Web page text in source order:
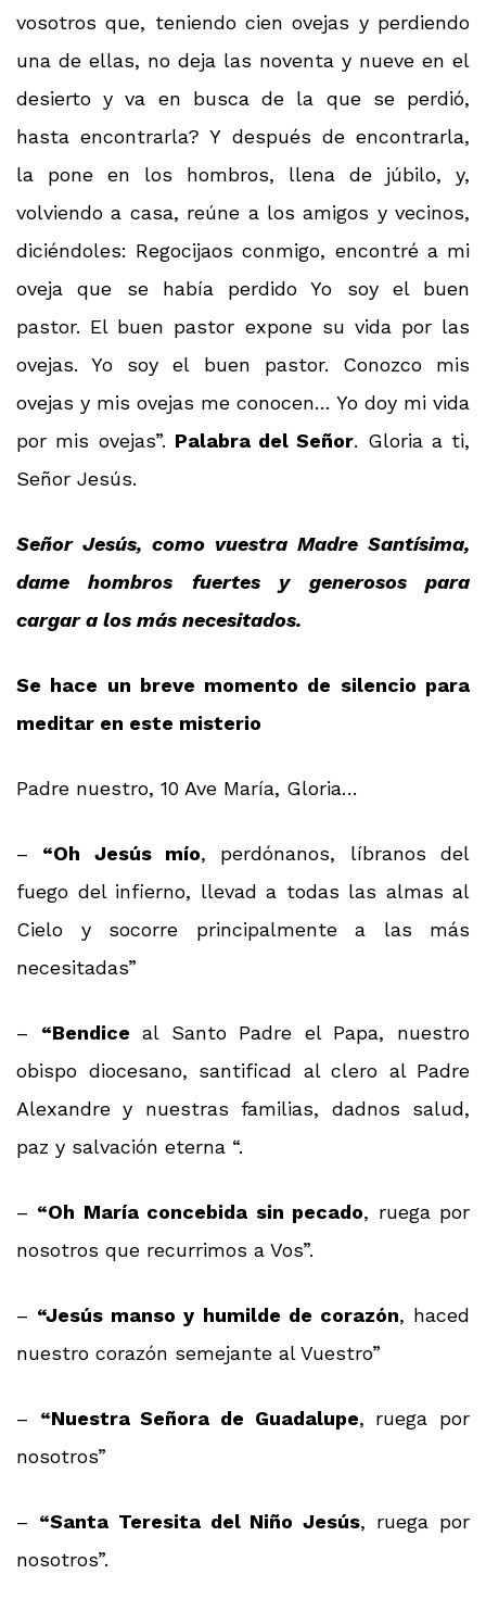
vosotros que, teniendo cien ovejas y perdiendo
una de ellas, no deja las noventa y nueve en el
desierto y va en busca de la que se perdió,
hasta encontrarla? Y después de encontrarla,
la pone en los hombros, llena de júbilo, y,
volviendo a casa, reúne a los amigos y vecinos,
diciéndoles: Regocijaos conmigo, encontré a mi
oveja que se había perdido Yo soy el buen
pastor. El buen pastor expone su vida por las
ovejas. Yo soy el buen pastor. Conozco mis
ovejas y mis ovejas me conocen… Yo doy mi vida
por mis ovejas”. Palabra del Señor. Gloria a ti,
Señor Jesús.
Señor Jesús, como vuestra Madre Santísima,
dame hombros fuertes y generosos para
cargar a los más necesitados.
Se hace un breve momento de silencio para
meditar en este misterio
Padre nuestro, 10 Ave María, Gloria…
– “Oh Jesús mío, perdónanos, líbranos del
fuego del infierno, llevad a todas las almas al
Cielo y socorre principalmente a las más
necesitadas”
– “Bendice al Santo Padre el Papa, nuestro
obispo diocesano, santificad al clero al Padre
Alexandre y nuestras familias, dadnos salud,
paz y salvación eterna “.
– “Oh María concebida sin pecado, ruega por
nosotros que recurrimos a Vos”.
– “Jesús manso y humilde de corazón, haced
nuestro corazón semejante al Vuestro”
– “Nuestra Señora de Guadalupe, ruega por
nosotros”
– “Santa Teresita del Niño Jesús, ruega por
nosotros”.